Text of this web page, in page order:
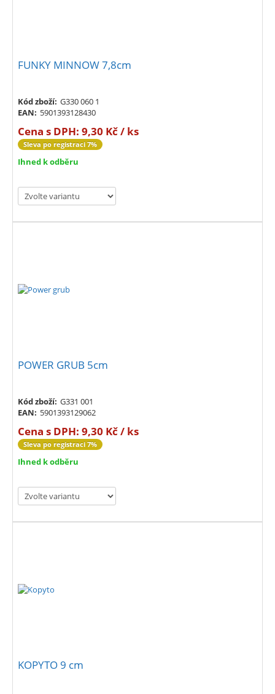
FUNKY MINNOW 7,8cm
Kód zboží: G330 060 1
EAN: 5901393128430
Cena s DPH: 9,30 Kč / ks
Sleva po registraci 7%
Ihned k odběru
POWER GRUB 5cm
Kód zboží: G331 001
EAN: 5901393129062
Cena s DPH: 9,30 Kč / ks
Sleva po registraci 7%
Ihned k odběru
KOPYTO 9 cm